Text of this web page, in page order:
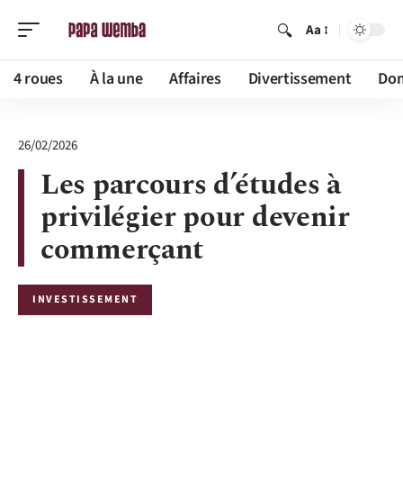
Aa
4 roues À la une Affaires Divertissement
26/02/2026
Les parcours d’études à
privilégier pour devenir
commerçant
INVESTISSEMENT